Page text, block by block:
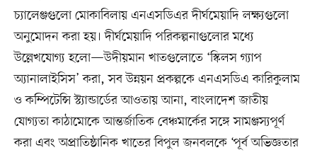
চ্যালেঞ্জগুলো মোকাবিলায় এনএসডিএর দীর্ঘমেয়াদি লক্ষ্যগুলো
অনুমোদন করা হয়। দীর্ঘমেয়াদি পরিকল্পনাগুলোর মধ্যে
উল্লেখযোগ্য হলো—উদীয়মান খাতগুলোতে ‘স্কিলস গ্যাপ
অ্যানালাইসিস’ করা, সব উন্নয়ন প্রকল্পকে এনএসডিএ কারিকুলাম
ও কম্পিটেন্সি স্ট্যান্ডার্ডের আওতায় আনা, বাংলাদেশ জাতীয়
যোগ্যতা কাঠামোকে আন্তর্জাতিক বেঞ্চমার্কের সঙ্গে সামঞ্জস্যপূর্ণ
করা এবং অপ্রাতিষ্ঠানিক খাতের বিপুল জনবলকে ‘পূর্ব অভিজ্ঞতার